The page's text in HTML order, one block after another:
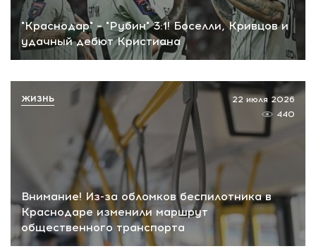
"Краснодар" – "Рубин" 3:1! Боселли, Кривцов и
удачный дебют Кристиана
Внимание! Из-за обломков беспилотника в
Краснодаре изменили маршрут
общественного транспорта
22 июля 2026
440
ЖИЗНЬ